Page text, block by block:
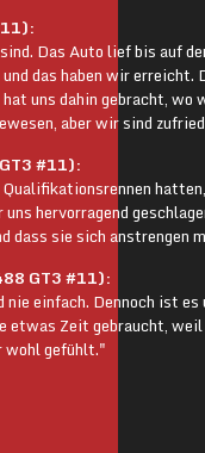
Das Auto lief bis auf
das haben wir
uns dahin gebracht,
aber wir sind
#11):
hervorragend
dass sie sich anstrengen
GT3 #11):
einfach. Dennoch ist
Zeit gebraucht,
wohl gefühlt."